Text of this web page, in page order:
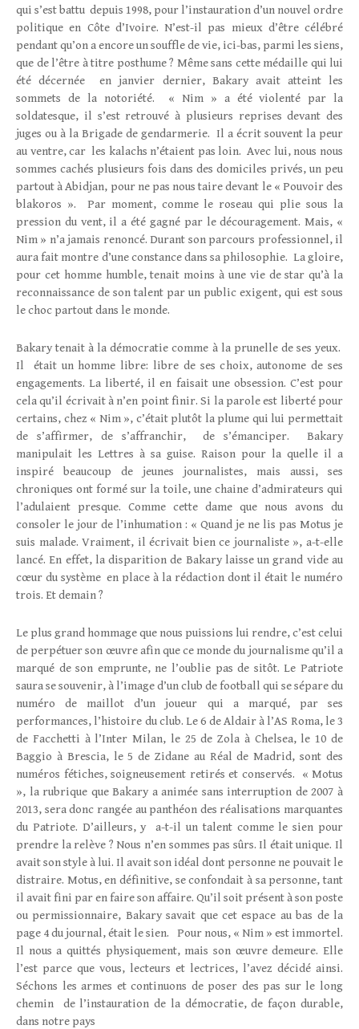
qui s’est battu depuis 1998, pour l’instauration d’un nouvel ordre
politique en Côte d’Ivoire. N’est-il pas mieux d’être célébré
pendant qu’on a encore un souffle de vie, ici-bas, parmi les siens,
que de l’être à titre posthume ? Même sans cette médaille qui lui
été décernée en janvier dernier, Bakary avait atteint les
sommets de la notoriété. « Nim » a été violenté par la
soldatesque, il s’est retrouvé à plusieurs reprises devant des
juges ou à la Brigade de gendarmerie. Il a écrit souvent la peur
au ventre, car les kalachs n’étaient pas loin. Avec lui, nous nous
sommes cachés plusieurs fois dans des domiciles privés, un peu
partout à Abidjan, pour ne pas nous taire devant le « Pouvoir des
blakoros ». Par moment, comme le roseau qui plie sous la
pression du vent, il a été gagné par le découragement. Mais, «
Nim » n’a jamais renoncé. Durant son parcours professionnel, il
aura fait montre d’une constance dans sa philosophie. La gloire,
pour cet homme humble, tenait moins à une vie de star qu’à la
reconnaissance de son talent par un public exigent, qui est sous
le choc partout dans le monde.
Bakary tenait à la démocratie comme à la prunelle de ses yeux.
Il était un homme libre: libre de ses choix, autonome de ses
engagements. La liberté, il en faisait une obsession. C’est pour
cela qu’il écrivait à n’en point finir. Si la parole est liberté pour
certains, chez « Nim », c’était plutôt la plume qui lui permettait
de s’affirmer, de s’affranchir, de s’émanciper. Bakary
manipulait les Lettres à sa guise. Raison pour la quelle il a
inspiré beaucoup de jeunes journalistes, mais aussi, ses
chroniques ont formé sur la toile, une chaine d’admirateurs qui
l’adulaient presque. Comme cette dame que nous avons du
consoler le jour de l’inhumation : « Quand je ne lis pas Motus je
suis malade. Vraiment, il écrivait bien ce journaliste », a-t-elle
lancé. En effet, la disparition de Bakary laisse un grand vide au
cœur du système en place à la rédaction dont il était le numéro
trois. Et demain ?
Le plus grand hommage que nous puissions lui rendre, c’est celui
de perpétuer son œuvre afin que ce monde du journalisme qu’il a
marqué de son emprunte, ne l’oublie pas de sitôt. Le Patriote
saura se souvenir, à l’image d’un club de football qui se sépare du
numéro de maillot d’un joueur qui a marqué, par ses
performances, l’histoire du club. Le 6 de Aldair à l’AS Roma, le 3
de Facchetti à l’Inter Milan, le 25 de Zola à Chelsea, le 10 de
Baggio à Brescia, le 5 de Zidane au Réal de Madrid, sont des
numéros fétiches, soigneusement retirés et conservés. « Motus
», la rubrique que Bakary a animée sans interruption de 2007 à
2013, sera donc rangée au panthéon des réalisations marquantes
du Patriote. D’ailleurs, y a-t-il un talent comme le sien pour
prendre la relève ? Nous n’en sommes pas sûrs. Il était unique. Il
avait son style à lui. Il avait son idéal dont personne ne pouvait le
distraire. Motus, en définitive, se confondait à sa personne, tant
il avait fini par en faire son affaire. Qu’il soit présent à son poste
ou permissionnaire, Bakary savait que cet espace au bas de la
page 4 du journal, était le sien. Pour nous, « Nim » est immortel.
Il nous a quittés physiquement, mais son œuvre demeure. Elle
l’est parce que vous, lecteurs et lectrices, l’avez décidé ainsi.
Séchons les armes et continuons de poser des pas sur le long
chemin de l’instauration de la démocratie, de façon durable,
dans notre pays